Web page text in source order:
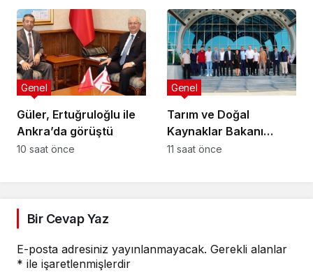
verilen vaatlerle
çözülemez
55 yıl hapis
Güler, Ertuğruloğlu ile
Ankra’da görüştü
Genel
10 saat önce
Tarım ve Doğal
Kaynaklar Bakanı
Çavuş “Büyük Harup
Genel
11 saat önce
Bir Cevap Yaz
E-posta adresiniz yayınlanmayacak. Gerekli alanlar
* ile işaretlenmişlerdir